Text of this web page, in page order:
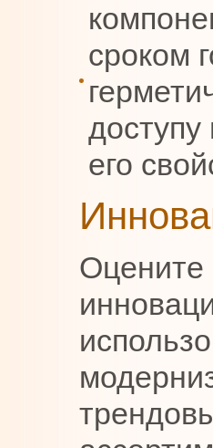
сроком
его
Оцените